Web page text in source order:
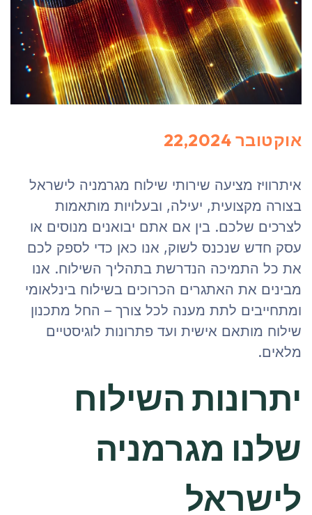
אוקטובר 22,2024
איתרוויז מציעה שירותי שילוח מגרמניה לישראל
בצורה מקצועית, יעילה, ובעלויות מותאמות
לצרכים שלכם. בין אם אתם יבואנים מנוסים או
עסק חדש שנכנס לשוק, אנו כאן כדי לספק לכם
את כל התמיכה הנדרשת בתהליך השילוח. אנו
מבינים את האתגרים הכרוכים בשילוח בינלאומי
ומתחייבים לתת מענה לכל צורך – החל מתכנון
שילוח מותאם אישית ועד פתרונות לוגיסטיים
מלאים.
יתרונות השילוח
שלנו מגרמניה
לישראל